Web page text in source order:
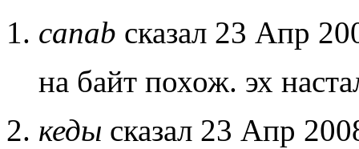
canab сказал 23 Апр
на байт похож. эх
кеды сказал 23 Апр